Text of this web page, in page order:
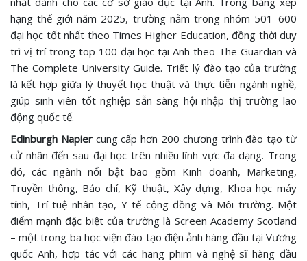
hạng thế giới năm 2025, trường nằm trong nhóm 501–600
đại học tốt nhất theo Times Higher Education, đồng thời duy
trì vị trí trong top 100 đại học tại Anh theo The Guardian và
The Complete University Guide. Triết lý đào tạo của trường
là kết hợp giữa lý thuyết học thuật và thực tiễn ngành nghề,
giúp sinh viên tốt nghiệp sẵn sàng hội nhập thị trường lao
động quốc tế.
Edinburgh Napier cung cấp hơn 200 chương trình đào tạo từ
cử nhân đến sau đại học trên nhiều lĩnh vực đa dạng. Trong
đó, các ngành nổi bật bao gồm Kinh doanh, Marketing,
Truyền thông, Báo chí, Kỹ thuật, Xây dựng, Khoa học máy
tính, Trí tuệ nhân tạo, Y tế cộng đồng và Môi trường. Một
điểm mạnh đặc biệt của trường là Screen Academy Scotland
– một trong ba học viện đào tạo điện ảnh hàng đầu tại Vương
quốc Anh, hợp tác với các hãng phim và nghệ sĩ hàng đầu